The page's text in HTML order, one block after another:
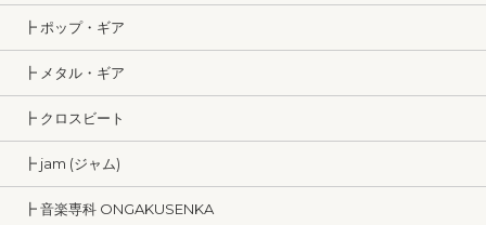
┣ ポップ・ギア
┣ メタル・ギア
┣ クロスビート
┣ jam (ジャム)
┣ 音楽専科 ONGAKUSENKA